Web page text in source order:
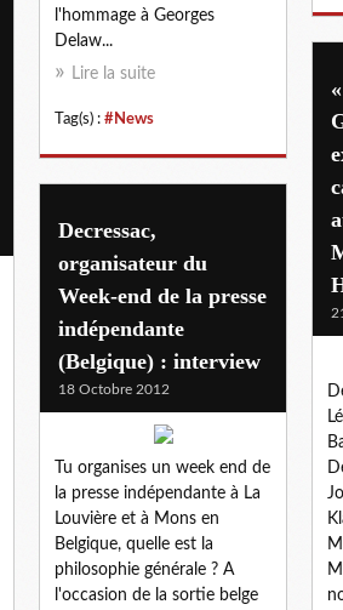
l'hommage à Georges
Delaw...
Lire la suite
Tag(s) : #News
Decressac,
organisateur du
Week-end de la presse
indépendante
(Belgique) : interview
18 Octobre 2012
Tu organises un week end de
la presse indépendante à La
Louvière et à Mons en
Belgique, quelle est la
philosophie générale ? A
l'occasion de la sortie belge